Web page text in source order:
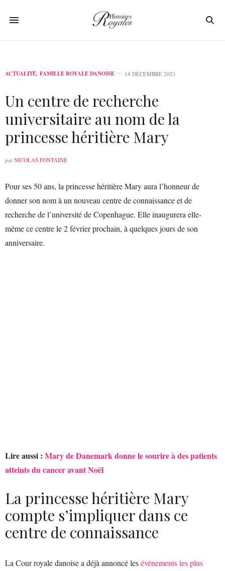
ACTUALITÉ, FAMILLE ROYALE DANOISE 14 DÉCEMBRE 2021
Un centre de recherche
universitaire au nom de la
princesse héritière Mary
par NICOLAS FONTAINE
Pour ses 50 ans, la princesse héritière Mary aura l’honneur de
donner son nom à un nouveau centre de connaissance et de
recherche de l’université de Copenhague. Elle inaugurera elle-
même ce centre le 2 février prochain, à quelques jours de son
anniversaire.
Lire aussi : Mary de Danemark donne le sourire à des patients
atteints du cancer avant Noël
La princesse héritière Mary
compte s’impliquer dans ce
centre de connaissance
La Cour royale danoise a déjà annoncé lesévénements les plus